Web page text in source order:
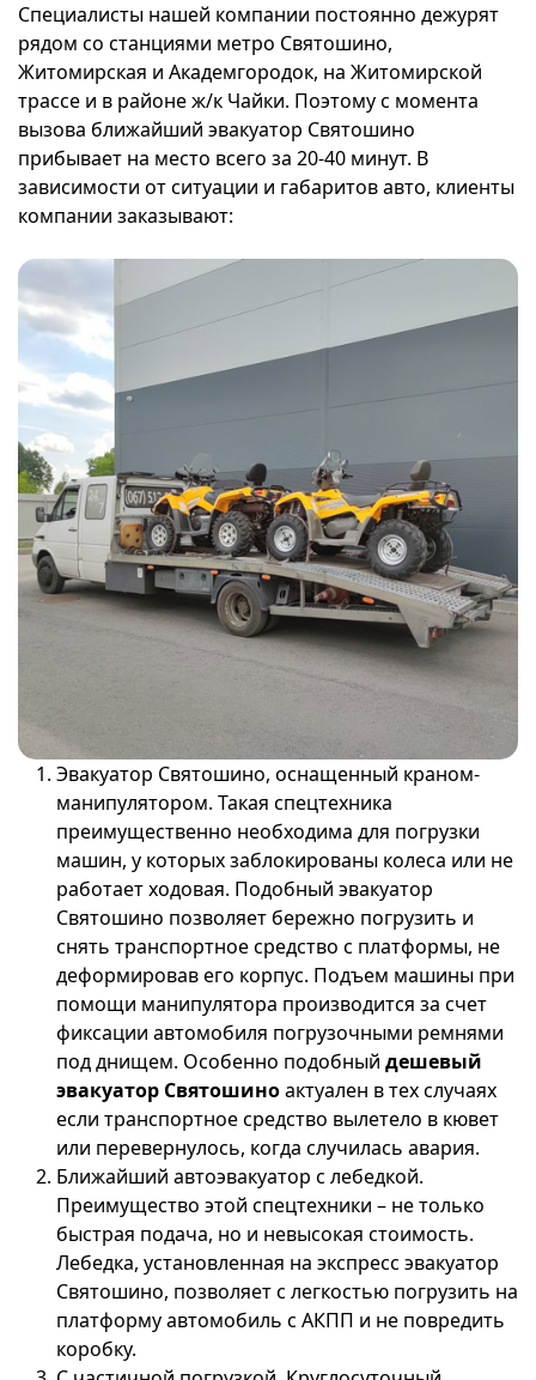
Специалисты нашей компании постоянно дежурят
рядом со станциями метро Святошино,
Житомирская и Академгородок, на Житомирской
трассе и в районе ж/к Чайки. Поэтому с момента
вызова ближайший эвакуатор Святошино
прибывает на место всего за 20-40 минут. В
зависимости от ситуации и габаритов авто, клиенты
компании заказывают:
Эвакуатор Святошино, оснащенный краном-
манипулятором. Такая спецтехника
преимущественно необходима для погрузки
машин, у которых заблокированы колеса или не
работает ходовая. Подобный эвакуатор
Святошино позволяет бережно погрузить и
снять транспортное средство с платформы, не
деформировав его корпус. Подъем машины при
помощи манипулятора производится за счет
фиксации автомобиля погрузочными ремнями
под днищем. Особенно подобный дешевый
эвакуатор Святошиноактуален в тех случаях
если транспортное средство вылетело в кювет
или перевернулось, когда случилась авария.
Ближайший автоэвакуатор с лебедкой.
Преимущество этой спецтехники – не только
быстрая подача, но и невысокая стоимость.
Лебедка, установленная на экспресс эвакуатор
Святошино, позволяет с легкостью погрузить на
платформу автомобиль с АКПП и не повредить
коробку.